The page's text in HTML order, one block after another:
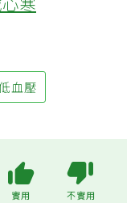
血壓
實用 不實用